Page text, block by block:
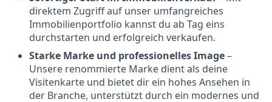
direktem Zugriff auf unser umfangreiches
Immobilienportfolio kannst du ab Tag eins
durchstarten und erfolgreich verkaufen.
Starke Marke und professionelles Image–
Unsere renommierte Marke dient als deine
Visitenkarte und bietet dir ein hohes Ansehen in
der Branche, unterstützt durch ein modernes und